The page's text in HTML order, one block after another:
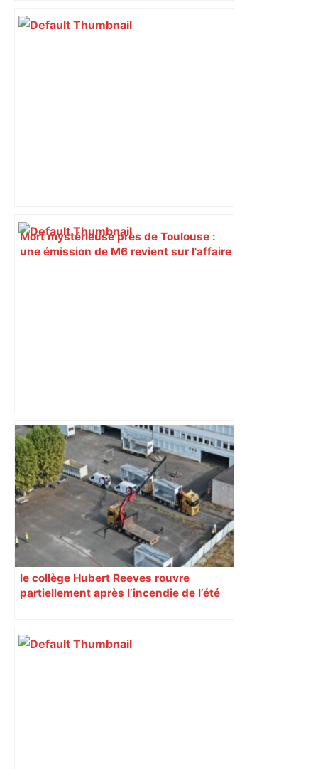
Mort mystérieuse près de Toulouse :
une émission de M6 revient sur l'affaire
« Rien d'inquiétant » pour Guillaume
Restes, le gardien de Toulouse, après
sa sortie à Metz – L'Équipe
le collège Hubert Reeves rouvre
partiellement après l’incendie de l’été